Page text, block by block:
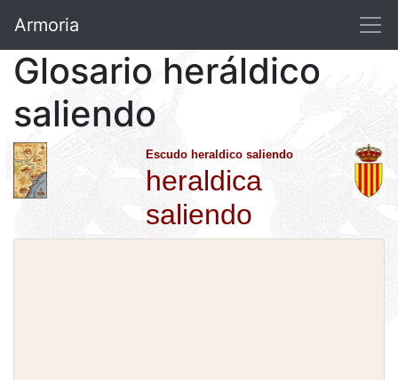
Armoria
Glosario heráldico
saliendo
Escudo heraldico saliendo
heraldica
saliendo